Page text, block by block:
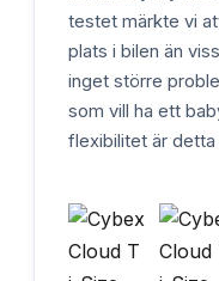
testet märkte vi
plats i bilen än
inget större
som vill ha ett
flexibilitet är